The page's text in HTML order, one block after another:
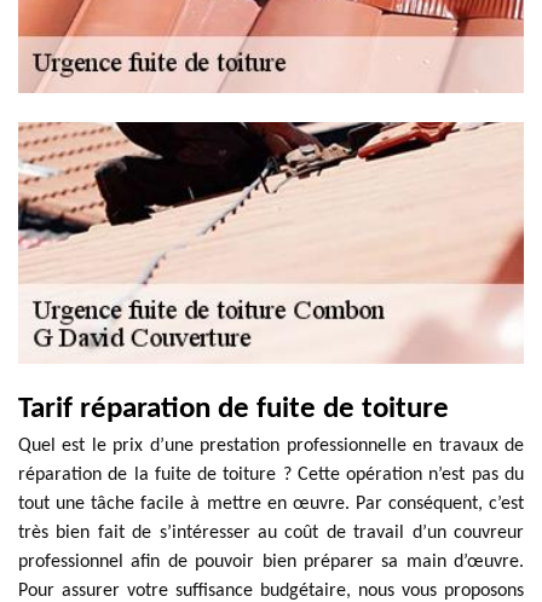
Tarif réparation de fuite de toiture
Quel est le prix d’une prestation professionnelle en travaux de
réparation de la fuite de toiture ? Cette opération n’est pas du
tout une tâche facile à mettre en œuvre. Par conséquent, c’est
très bien fait de s’intéresser au coût de travail d’un couvreur
professionnel afin de pouvoir bien préparer sa main d’œuvre.
Pour assurer votre suffisance budgétaire, nous vous proposons